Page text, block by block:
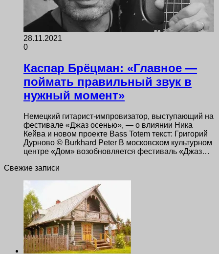
28.11.2021
0
Каспар Брёцман: «Главное —
поймать правильный звук в
нужный момент»
Немецкий гитарист-импровизатор, выступающий на
фестивале «Джаз осенью», — о влиянии Ника
Кейва и новом проекте Bass Totem текст: Григорий
Дурново © Burkhard Peter В московском культурном
центре «Дом» возобновляется фестиваль «Джаз…
Свежие записи